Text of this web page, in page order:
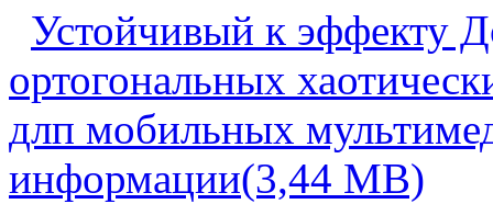
Устойчивый к эффекту
ортогональных
длп мобильных
информации(3,44 MB)